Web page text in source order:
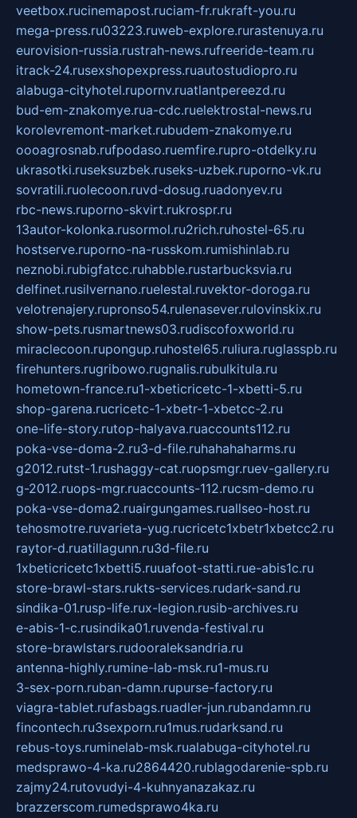
veetbox.rucinemapost.ruciam-fr.rukraft-you.ru
mega-press.ru03223.ruweb-explore.rurastenuya.ru
eurovision-russia.rustrah-news.rufreeride-team.ru
itrack-24.rusexshopexpress.ruautostudiopro.ru
alabuga-cityhotel.rupornv.ruatlantpereezd.ru
bud-em-znakomye.rua-cdc.ruelektrostal-news.ru
korolevremont-market.rubudem-znakomye.ru
oooagrosnab.rufpodaso.ruemfire.rupro-otdelky.ru
ukrasotki.ruseksuzbek.ruseks-uzbek.ruporno-vk.ru
sovratili.ruolecoon.ruvd-dosug.ruadonyev.ru
rbc-news.ruporno-skvirt.rukrospr.ru
13autor-kolonka.rusormol.ru2rich.ruhostel-65.ru
hostserve.ruporno-na-russkom.rumishinlab.ru
neznobi.rubigfatcc.ruhabble.rustarbucksvia.ru
delfinet.rusilvernano.ruelestal.ruvektor-doroga.ru
velotrenajery.rupronso54.rulenasever.rulovinskix.ru
show-pets.rusmartnews03.rudiscofoxworld.ru
miraclecoon.rupongup.ruhostel65.ruliura.ruglasspb.ru
firehunters.rugribowo.rugnalis.rubulkitula.ru
hometown-france.ru1-xbeticricetc-1-xbetti-5.ru
shop-garena.rucricetc-1-xbetr-1-xbetcc-2.ru
one-life-story.rutop-halyava.ruaccounts112.ru
poka-vse-doma-2.ru3-d-file.ruhahahaharms.ru
g2012.rutst-1.rushaggy-cat.ruopsmgr.ruev-gallery.ru
g-2012.ruops-mgr.ruaccounts-112.rucsm-demo.ru
poka-vse-doma2.ruairgungames.ruallseo-host.ru
tehosmotre.ruvarieta-yug.rucricetc1xbetr1xbetcc2.ru
raytor-d.ruatillagunn.ru3d-file.ru
1xbeticricetc1xbetti5.ruuafoot-statti.rue-abis1c.ru
store-brawl-stars.rukts-services.rudark-sand.ru
sindika-01.rusp-life.rux-legion.rusib-archives.ru
e-abis-1-c.rusindika01.ruvenda-festival.ru
store-brawlstars.rudooraleksandria.ru
antenna-highly.rumine-lab-msk.ru1-mus.ru
3-sex-porn.ruban-damn.rupurse-factory.ru
viagra-tablet.rufasbags.ruadler-jun.rubandamn.ru
fincontech.ru3sexporn.ru1mus.rudarksand.ru
rebus-toys.ruminelab-msk.rualabuga-cityhotel.ru
medsprawo-4-ka.ru2864420.rublagodarenie-spb.ru
zajmy24.rutovudyi-4-kuhnyanazakaz.ru
brazzerscom.rumedsprawo4ka.ru